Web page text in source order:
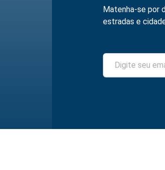
Matenha-se por
estradas e